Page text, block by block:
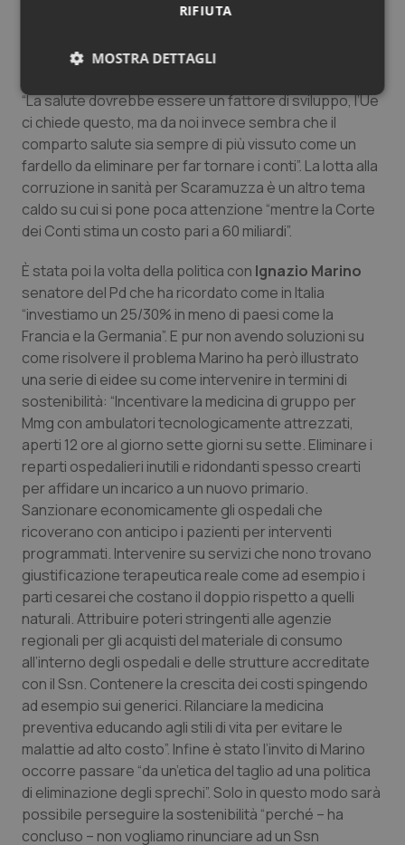
Critico sull’eccesso di politiche di rigore con scarsa
Scaramuzza, Coordinatore nazionale del Tribunale
“La salute dovrebbe essere un fattore di sviluppo, l’Ue
ci chiede questo, ma da noi invece sembra che il
comparto salute sia sempre di più vissuto come un
fardello da eliminare per far tornare i conti”. La lotta alla
corruzione in sanità per Scaramuzza è un altro tema
caldo su cui si pone poca attenzione “mentre la Corte
dei Conti stima un costo pari a 60 miliardi”.
È stata poi la volta della politica con Ignazio Marino
senatore del Pd che ha ricordato come in Italia
“investiamo un 25/30% in meno di paesi come la
Francia e la Germania”. E pur non avendo soluzioni su
come risolvere il problema Marino ha però illustrato
una serie di eidee su come intervenire in termini di
sostenibilità: “Incentivare la medicina di gruppo per
Mmg con ambulatori tecnologicamente attrezzati,
aperti 12 ore al giorno sette giorni su sette. Eliminare i
reparti ospedalieri inutili e ridondanti spesso crearti
per affidare un incarico a un nuovo primario.
Sanzionare economicamente gli ospedali che
ricoverano con anticipo i pazienti per interventi
programmati. Intervenire su servizi che nono trovano
giustificazione terapeutica reale come ad esempio i
parti cesarei che costano il doppio rispetto a quelli
naturali. Attribuire poteri stringenti alle agenzie
regionali per gli acquisti del materiale di consumo
all’interno degli ospedali e delle strutture accreditate
con il Ssn. Contenere la crescita dei costi spingendo
ad esempio sui generici. Rilanciare la medicina
preventiva educando agli stili di vita per evitare le
malattie ad alto costo”. Infine è stato l’invito di Marino
occorre passare “da un’etica del taglio ad una politica
di eliminazione degli sprechi”. Solo in questo modo sarà
possibile perseguire la sostenibilità “perché – ha
concluso – non vogliamo rinunciare ad un Ssn
RIFIUTA
MOSTRA DETTAGLI
Necessari Statistici Marketing
Statistici Marketing
sito web abilitandone funzionalità di base quali la
navigazione sulle pagine e l'accesso alle aree
protette del sito. Il sito web non è in grado di
funzionare correttamente senza questi cookie.
Nome
Fornitore /Dominio
VISITOR_PRIVACY_METADATA
YouTube
.youtube.com
CookieScriptConsent
CookieScript
www.quotidianosanita.it